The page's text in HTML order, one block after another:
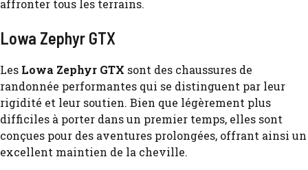
affronter tous les terrains.
Lowa Zephyr GTX
Les Lowa Zephyr GTX sont des chaussures de
randonnée performantes qui se distinguent par leur
rigidité et leur soutien. Bien que légèrement plus
difficiles à porter dans un premier temps, elles sont
conçues pour des aventures prolongées, offrant ainsi un
excellent maintien de la cheville.